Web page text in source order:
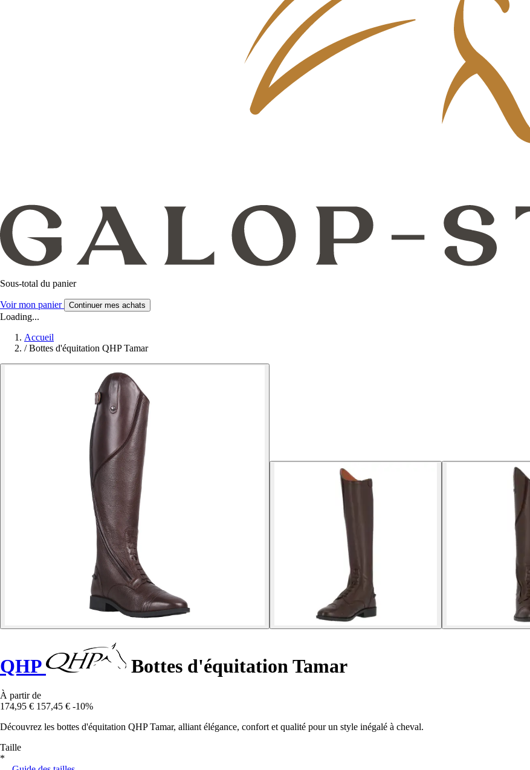
Sous-total du panier
Voir mon panier Continuer mes achats
Loading...
Accueil
/ Bottes d'équitation QHP Tamar
QHP Bottes d'équitation Tamar
À partir de
174,95 € 157,45 € -10%
Découvrez les bottes d'équitation QHP Tamar, alliant élégance, confort et qualité pour un style inégalé à cheval.
Taille
*